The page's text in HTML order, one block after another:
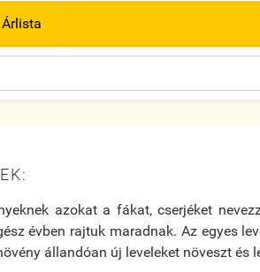
Árlista
azokat a fákat, cserjéket
évben rajtuk maradnak. Az egyes
állandóan új leveleket növeszt és